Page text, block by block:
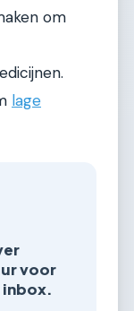
om
lage
voor